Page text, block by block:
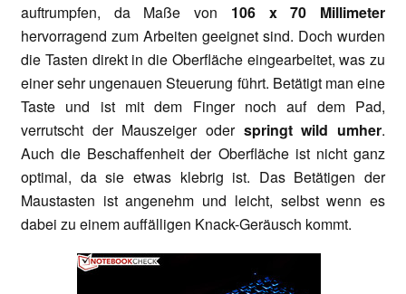
auftrumpfen, da Maße von 106 x 70 Millimeter
hervorragend zum Arbeiten geeignet sind. Doch wurden
die Tasten direkt in die Oberfläche eingearbeitet, was zu
einer sehr ungenauen Steuerung führt. Betätigt man eine
Taste und ist mit dem Finger noch auf dem Pad,
verrutscht der Mauszeiger oder springt wild umher.
Auch die Beschaffenheit der Oberfläche ist nicht ganz
optimal, da sie etwas klebrig ist. Das Betätigen der
Maustasten ist angenehm und leicht, selbst wenn es
dabei zu einem auffälligen Knack-Geräusch kommt.